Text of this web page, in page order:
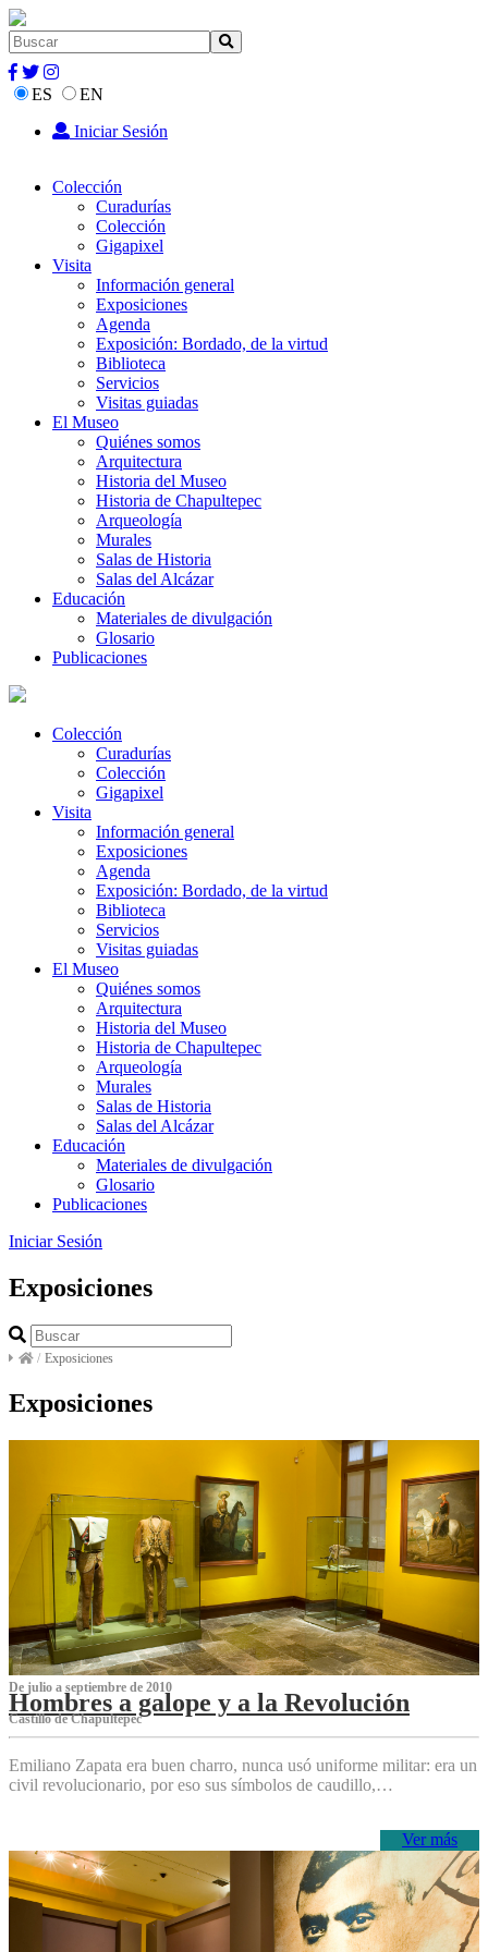
ES
EN
Iniciar Sesión
Colección
Curadurías
Colección
Gigapixel
Visita
Información general
Exposiciones
Agenda
Exposición: Bordado, de la virtud
Biblioteca
Servicios
Visitas guiadas
El Museo
Quiénes somos
Arquitectura
Historia del Museo
Historia de Chapultepec
Arqueología
Murales
Salas de Historia
Salas del Alcázar
Educación
Materiales de divulgación
Glosario
Publicaciones
Colección
Curadurías
Colección
Gigapixel
Visita
Información general
Exposiciones
Agenda
Exposición: Bordado, de la virtud
Biblioteca
Servicios
Visitas guiadas
El Museo
Quiénes somos
Arquitectura
Historia del Museo
Historia de Chapultepec
Arqueología
Murales
Salas de Historia
Salas del Alcázar
Educación
Materiales de divulgación
Glosario
Publicaciones
Iniciar Sesión
Exposiciones
/ Exposiciones
Exposiciones
De julio a septiembre de 2010
Hombres a galope y a la Revolución
Castillo de Chapultepec
Emiliano Zapata era buen charro, nunca usó uniforme militar: era un
civil revolucionario, por eso sus símbolos de caudillo,…
Ver más